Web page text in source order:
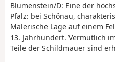
Blumenstein/D: Eine der
Pfalz: bei Schönau,
Malerische Lage auf einem
13. Jahrhundert. Vermutlich
Teile der Schildmauer sind